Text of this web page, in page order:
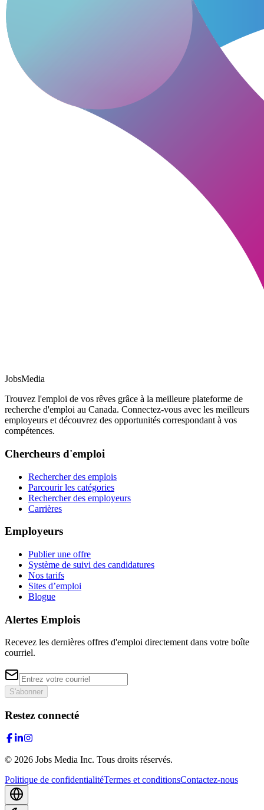
JobsMedia
Trouvez l'emploi de vos rêves grâce à la meilleure plateforme de
recherche d'emploi au Canada. Connectez-vous avec les meilleurs
employeurs et découvrez des opportunités correspondant à vos
compétences.
Chercheurs d'emploi
Rechercher des emplois
Parcourir les catégories
Rechercher des employeurs
Carrières
Employeurs
Publier une offre
Système de suivi des candidatures
Nos tarifs
Sites d’emploi
Blogue
Alertes Emplois
Recevez les dernières offres d'emploi directement dans votre boîte
courriel.
S'abonner
Restez connecté
© 2026 Jobs Media Inc. Tous droits réservés.
Politique de confidentialitéTermes et conditionsContactez-nous